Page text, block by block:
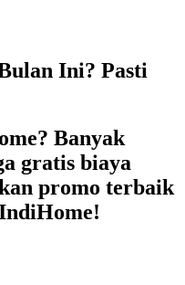
Ini? Pasti
Banyak
gratis biaya
promo terbaik